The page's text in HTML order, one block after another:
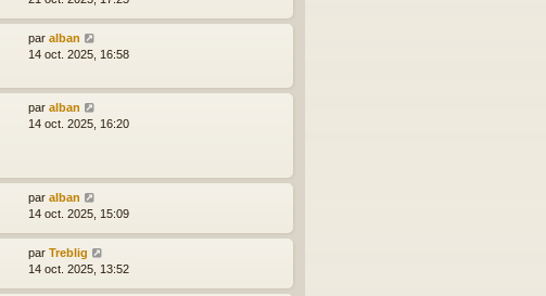
par alban
14 oct. 2025, 16:58
par alban
14 oct. 2025, 16:20
par alban
14 oct. 2025, 15:09
par Treblig
14 oct. 2025, 13:52